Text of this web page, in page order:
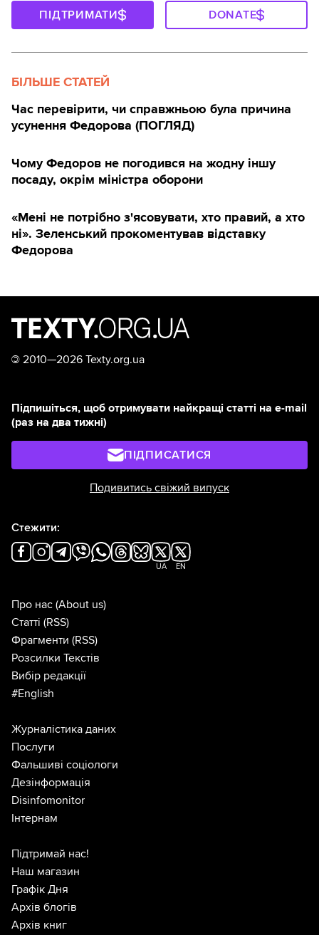
ПІДТРИМАТИ DONATE
БІЛЬШЕ СТАТЕЙ
Час перевірити, чи справжньою була причина
усунення Федорова (ПОГЛЯД)
Чому Федоров не погодився на жодну іншу
посаду, окрім міністра оборони
«Мені не потрібно з'ясовувати, хто правий, а хто
ні». Зеленський прокоментував відставку
Федорова
© 2010—2026 Texty.org.ua
Підпишіться, щоб отримувати найкращі статті на e-mail
(раз на два тижні)
ПІДПИСАТИСЯ
Подивитись свіжий випуск
Стежити:
UA EN
Про нас (About us)
Статті (RSS)
Фрагменти (RSS)
Розсилки Текстів
Вибір редакції
#English
Журналістика даних
Послуги
Фальшиві соціологи
Дезінформація
Disinfomonitor
Інтернам
Підтримай нас!
Наш магазин
Графік Дня
Архів блогів
Архів книг